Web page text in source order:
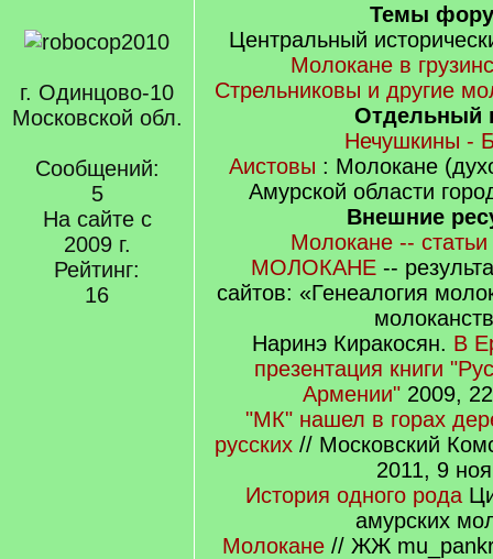
г. Одинцово-10
Московской обл.
Сообщений:
5
На сайте с
2009 г.
Рейтинг:
16
Темы
Центральный
Молокане в
Стрельниковы и другие
Отдельный
Нечушкины -
Аистовы : Молокане
Амурской области
Внешние
Молокане --
МОЛОКАНЕ --
сайтов: «Генеалогия
Наринэ Киракосян. В
презентация книги
Армении" 2009,
"МК" нашел в горах
русских // Московский
2011, 9
История одного рода
амурских
Молокане // ЖЖ